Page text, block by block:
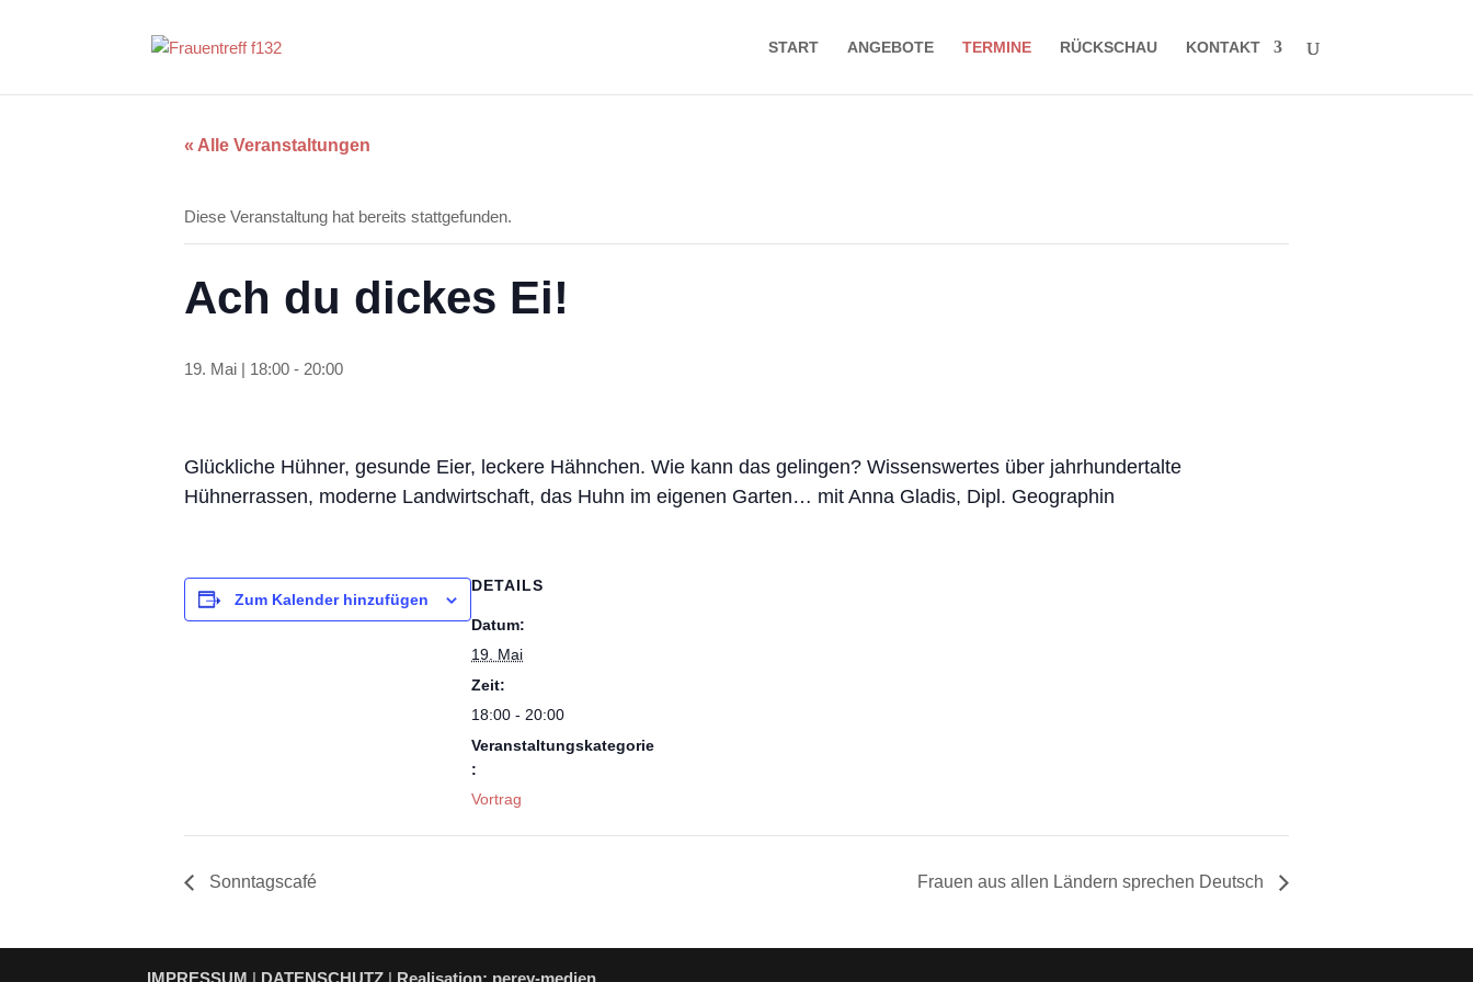
START ANGEBOTE TERMINE RÜCKSCHAU KONTAKT
« Alle Veranstaltungen
Diese Veranstaltung hat bereits stattgefunden.
Ach du dickes Ei!
19. Mai | 18:00 - 20:00
Glückliche Hühner, gesunde Eier, leckere Hähnchen. Wie kann das gelingen? Wissenswertes über jahrhundertalte
Hühnerrassen, moderne Landwirtschaft, das Huhn im eigenen Garten… mit Anna Gladis, Dipl. Geographin
Zum Kalender hinzufügen
DETAILS
Datum:
19. Mai
Zeit:
18:00 - 20:00
Veranstaltungskategorie
:
Vortrag
Sonntagscafé Frauen aus allen Ländern sprechen Deutsch